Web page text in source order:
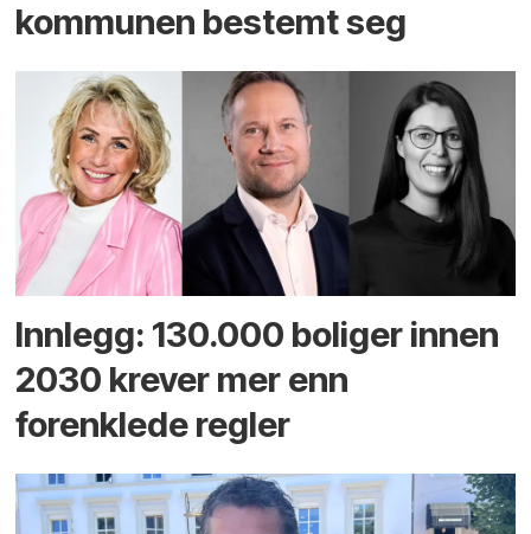
kommunen bestemt seg
Innlegg: 130.000 boliger innen
2030 krever mer enn
forenklede regler